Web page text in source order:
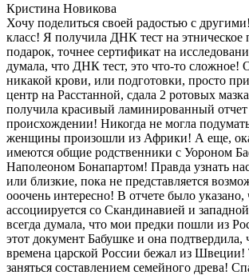
Кристина Новикова
Хочу поделиться своей радостью с
класс! Я получила ДНК тест на этническое
подарок, точнее сертификат на
думала, что ДНК тест, это что-то сложное!
никакой крови, или подготовки, просто
центр на Расстанной, сдала 2 ротовых
получила красивый ламинированный
происхождении! Никогда не могла
женщины произошли из Африки! А еще,
имеются общие родственники с Уороном
Наполеоном Бонапартом! Правда узнать
или близкие, пока не представляется
ооочень интересно! В отчете было
ассоциируется со Скандинавией и
всегда думала, что мои предки пошли из
этот документ Бабушке и она подтвердила,
времена царской России бежал из Швеции!
заняться составлением семейного древа!